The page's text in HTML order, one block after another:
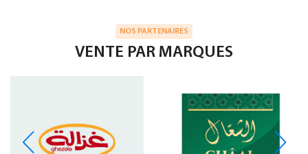
NOS PARTENAIRES
VENTE PAR MARQUES